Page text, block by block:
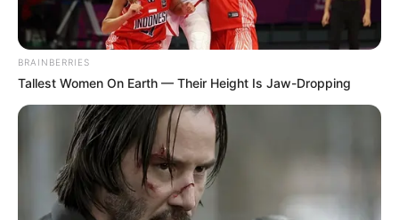
BRAINBERRIES
Tallest Women On Earth — Their Height Is Jaw-Dropping